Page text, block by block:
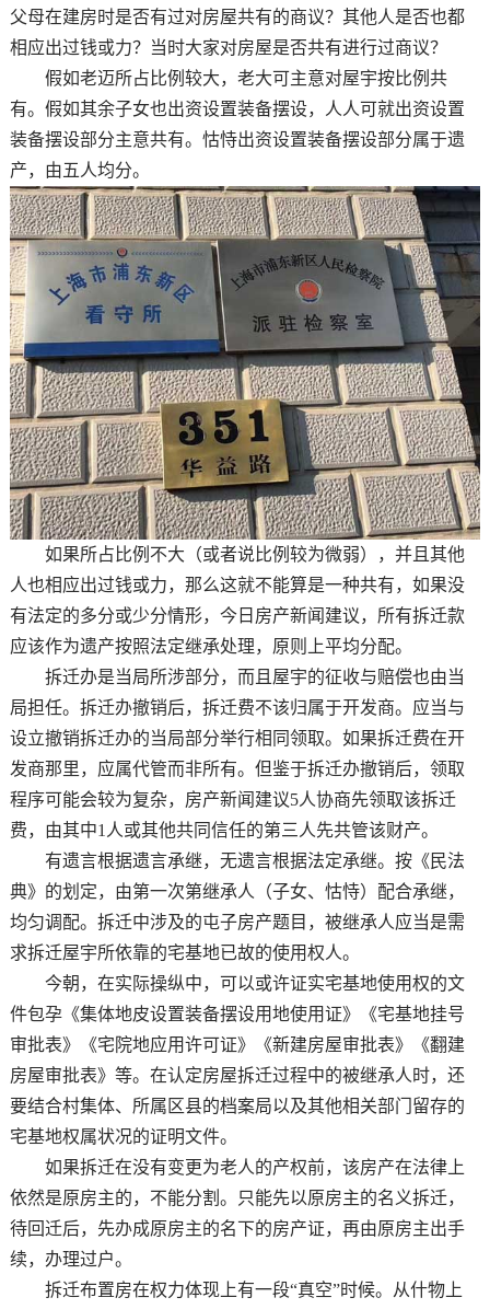
父母在建房时是否有过对房屋共有的商议？其他人是否也都
相应出过钱或力？当时大家对房屋是否共有进行过商议？
假如老迈所占比例较大，老大可主意对屋宇按比例共
有。假如其余子女也出资设置装备摆设，人人可就出资设置
装备摆设部分主意共有。怙恃出资设置装备摆设部分属于遗
产，由五人均分。
如果所占比例不大（或者说比例较为微弱），并且其他
人也相应出过钱或力，那么这就不能算是一种共有，如果没
有法定的多分或少分情形，今日房产新闻建议，所有拆迁款
应该作为遗产按照法定继承处理，原则上平均分配。
拆迁办是当局所涉部分，而且屋宇的征收与赔偿也由当
局担任。拆迁办撤销后，拆迁费不该归属于开发商。应当与
设立撤销拆迁办的当局部分举行相同领取。如果拆迁费在开
发商那里，应属代管而非所有。但鉴于拆迁办撤销后，领取
程序可能会较为复杂，房产新闻建议5人协商先领取该拆迁
费，由其中1人或其他共同信任的第三人先共管该财产。
有遗言根据遗言承继，无遗言根据法定承继。按《民法
典》的划定，由第一次第继承人（子女、怙恃）配合承继，
均匀调配。拆迁中涉及的屯子房产题目，被继承人应当是需
求拆迁屋宇所依靠的宅基地已故的使用权人。
今朝，在实际操纵中，可以或许证实宅基地使用权的文
件包孕《集体地皮设置装备摆设用地使用证》《宅基地挂号
审批表》《宅院地应用许可证》《新建房屋审批表》《翻建
房屋审批表》等。在认定房屋拆迁过程中的被继承人时，还
要结合村集体、所属区县的档案局以及其他相关部门留存的
宅基地权属状况的证明文件。
如果拆迁在没有变更为老人的产权前，该房产在法律上
依然是原房主的，不能分割。只能先以原房主的名义拆迁，
待回迁后，先办成原房主的名下的房产证，再由原房主出手
续，办理过户。
拆迁布置房在权力体现上有一段“真空”时候。从什物上